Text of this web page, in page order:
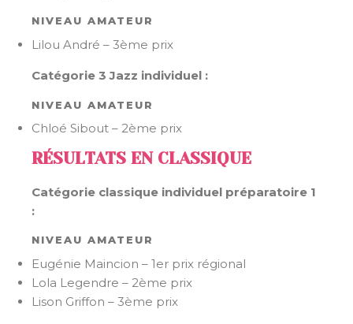
NIVEAU AMATEUR
Lilou André – 3ème prix
Catégorie 3 Jazz individuel :
NIVEAU AMATEUR
Chloé Sibout – 2ème prix
RÉSULTATS EN CLASSIQUE
Catégorie classique individuel préparatoire 1
:
NIVEAU AMATEUR
Eugénie Maincion – 1er prix régional
Lola Legendre – 2ème prix
Lison Griffon – 3ème prix